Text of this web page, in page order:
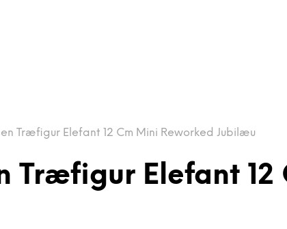
Træfigur Elefant 12 Cm Mini Reworked Jubilæu
Træfigur Elefant